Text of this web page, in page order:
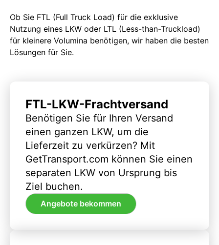
Ob Sie FTL (Full Truck Load) für die exklusive
Nutzung eines LKW oder LTL (Less-than-Truckload)
für kleinere Volumina benötigen, wir haben die besten
Lösungen für Sie.
FTL-LKW-Frachtversand
Benötigen Sie für Ihren Versand
einen ganzen LKW, um die
Lieferzeit zu verkürzen? Mit
GetTransport.com können Sie einen
separaten LKW von Ursprung bis
Ziel buchen.
Angebote bekommen